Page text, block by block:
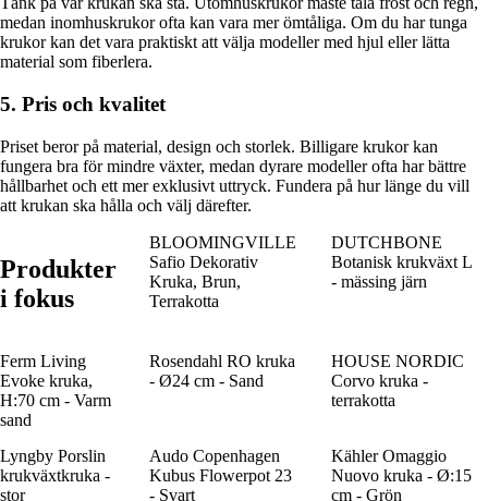
medan inomhuskrukor ofta kan vara mer ömtåliga. Om du har tunga
krukor kan det vara praktiskt att välja modeller med hjul eller lätta
material som fiberlera.
5. Pris och kvalitet
Priset beror på material, design och storlek. Billigare krukor kan
fungera bra för mindre växter, medan dyrare modeller ofta har bättre
hållbarhet och ett mer exklusivt uttryck. Fundera på hur länge du vill
att krukan ska hålla och välj därefter.
Produkter
i fokus
BLOOMINGVILLE
Safio Dekorativ
Kruka, Brun,
Terrakotta
DUTCHBONE
Botanisk krukväxt L
- mässing järn
Ferm Living
Evoke kruka,
H:70 cm - Varm
sand
Rosendahl RO kruka
- Ø24 cm - Sand
HOUSE NORDIC
Corvo kruka -
terrakotta
Lyngby Porslin
krukväxtkruka -
stor
Audo Copenhagen
Kubus Flowerpot 23
- Svart
Kähler Omaggio
Nuovo kruka - Ø:15
cm - Grön